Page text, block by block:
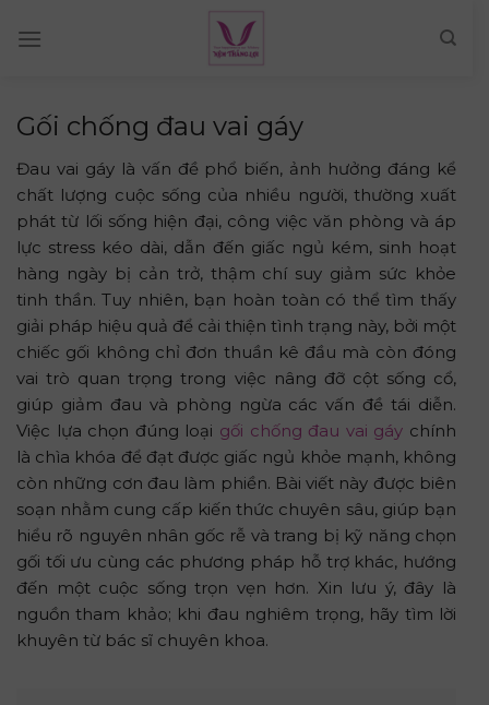
Gối chống đau vai gáy
Đau vai gáy là vấn đề phổ biến, ảnh hưởng đáng kể
chất lượng cuộc sống của nhiều người, thường xuất
phát từ lối sống hiện đại, công việc văn phòng và áp
lực stress kéo dài, dẫn đến giấc ngủ kém, sinh hoạt
hàng ngày bị cản trở, thậm chí suy giảm sức khỏe
tinh thần. Tuy nhiên, bạn hoàn toàn có thể tìm thấy
giải pháp hiệu quả để cải thiện tình trạng này, bởi một
chiếc gối không chỉ đơn thuần kê đầu mà còn đóng
vai trò quan trọng trong việc nâng đỡ cột sống cổ,
giúp giảm đau và phòng ngừa các vấn đề tái diễn.
Việc lựa chọn đúng loại gối chống đau vai gáy chính
là chìa khóa để đạt được giấc ngủ khỏe mạnh, không
còn những cơn đau làm phiền. Bài viết này được biên
soạn nhằm cung cấp kiến thức chuyên sâu, giúp bạn
hiểu rõ nguyên nhân gốc rễ và trang bị kỹ năng chọn
gối tối ưu cùng các phương pháp hỗ trợ khác, hướng
đến một cuộc sống trọn vẹn hơn. Xin lưu ý, đây là
nguồn tham khảo; khi đau nghiêm trọng, hãy tìm lời
khuyên từ bác sĩ chuyên khoa.